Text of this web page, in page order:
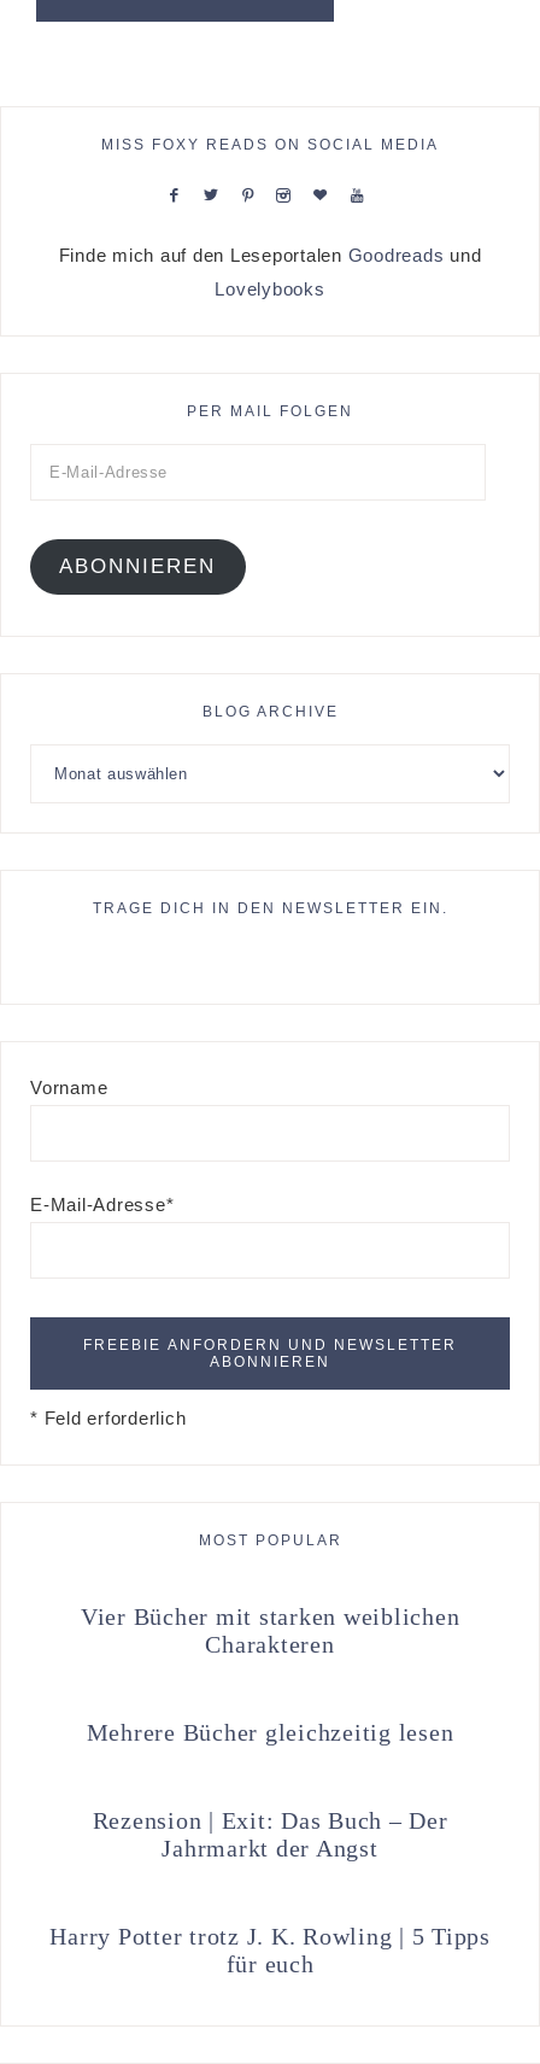
MISS FOXY READS ON SOCIAL MEDIA
Finde mich auf den Leseportalen Goodreads und
Lovelybooks
PER MAIL FOLGEN
ABONNIEREN
BLOG ARCHIVE
TRAGE DICH IN DEN NEWSLETTER EIN.
Vorname
E-Mail-Adresse*
* Feld erforderlich
MOST POPULAR
Vier Bücher mit starken weiblichen
Charakteren
Mehrere Bücher gleichzeitig lesen
Rezension | Exit: Das Buch – Der
Jahrmarkt der Angst
Harry Potter trotz J. K. Rowling | 5 Tipps
für euch